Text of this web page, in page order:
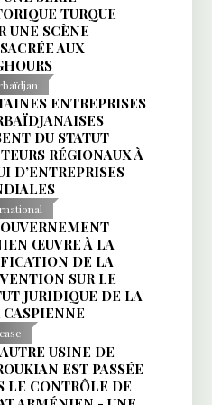
TURQUE
UNE SCÈNE
AUX
ENTREPRISES
DU STATUT
RÉGIONAUX À
D’ENTREPRISES
ŒUVRE À LA
DE LA
SUR LE
JURIDIQUE DE LA
CASPIENNE
USINE DE
EST PASSÉE
LE CONTRÔLE DE